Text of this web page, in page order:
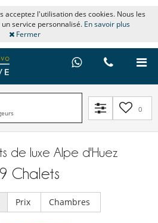
acceptez l'utilisation des cookies. Nous les
service personnalisé. En savoir plus
Fermer
0
de luxe Alpe d'Huez
Chalets
Prix Chambres